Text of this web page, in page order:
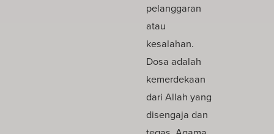
pelanggaran
atau
kesalahan.
Dosa adalah
kemerdekaan
dari Allah yang
disengaja dan